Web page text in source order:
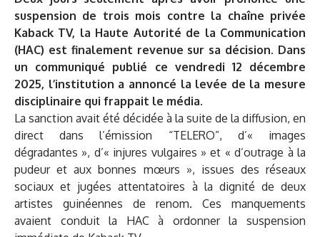
suspension de trois mois contre la chaîne privée
Kaback TV, la Haute Autorité de la Communication
(HAC) est finalement revenue sur sa décision. Dans
un communiqué publié ce vendredi 12 décembre
2025, l’institution a annoncé la levée de la mesure
disciplinaire qui frappait le média.
La sanction avait été décidée à la suite de la diffusion, en
direct dans l’émission “TELERO”, d’« images
dégradantes », d’« injures vulgaires » et « d’outrage à la
pudeur et aux bonnes mœurs », issues des réseaux
sociaux et jugées attentatoires à la dignité de deux
artistes guinéennes de renom. Ces manquements
avaient conduit la HAC à ordonner la suspension